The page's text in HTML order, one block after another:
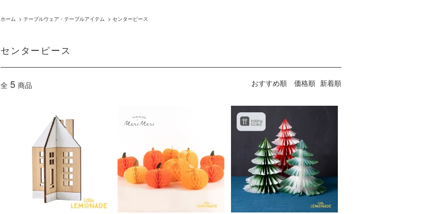
ホーム > テーブルウェア・テーブルアイテム > センターピース
センターピース
全 5 商品 おすすめ順 価格順 新着順